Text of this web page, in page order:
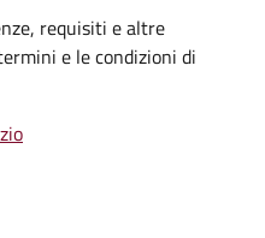
requisiti e altre
e le condizioni di